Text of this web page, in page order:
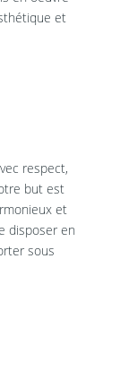
et
respect,
but est
et
disposer en
sous